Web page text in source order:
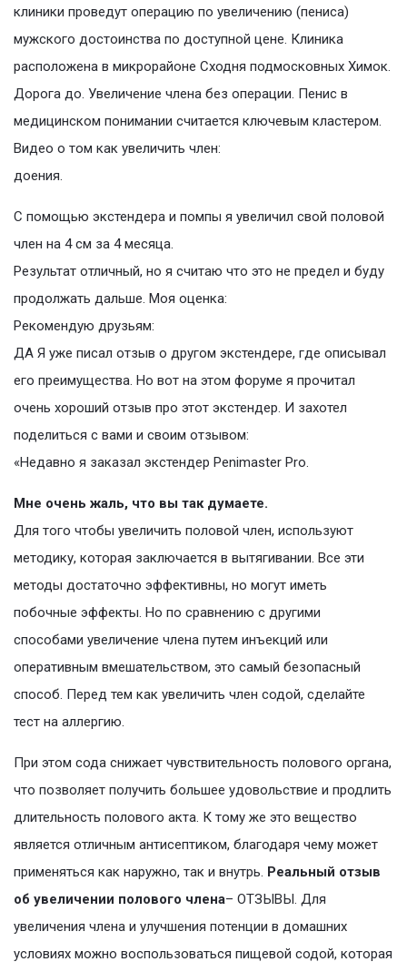
клиники проведут операцию по увеличению (пениса)
мужского достоинства по доступной цене. Клиника
расположена в микрорайоне Сходня подмосковных Химок.
Дорога до. Увеличение члена без операции. Пенис в
медицинском понимании считается ключевым кластером.
Видео о том как увеличить член:
доения.
С помощью экстендера и помпы я увеличил свой половой
член на 4 см за 4 месяца.
Результат отличный, но я считаю что это не предел и буду
продолжать дальше. Моя оценка:
Рекомендую друзьям:
ДА Я уже писал отзыв о другом экстендере, где описывал
его преимущества. Но вот на этом форуме я прочитал
очень хороший отзыв про этот экстендер. И захотел
поделиться с вами и своим отзывом:
«Недавно я заказал экстендер Penimaster Pro.
Мне очень жаль, что вы так думаете.
Для того чтобы увеличить половой член, используют
методику, которая заключается в вытягивании. Все эти
методы достаточно эффективны, но могут иметь
побочные эффекты. Но по сравнению с другими
способами увеличение члена путем инъекций или
оперативным вмешательством, это самый безопасный
способ. Перед тем как увеличить член содой, сделайте
тест на аллергию.
При этом сода снижает чувствительность полового органа,
что позволяет получить большее удовольствие и продлить
длительность полового акта. К тому же это вещество
является отличным антисептиком, благодаря чему может
применяться как наружно, так и внутрь. Реальный отзыв
об увеличении полового члена– ОТЗЫВЫ. Для
увеличения члена и улучшения потенции в домашних
условиях можно воспользоваться пищевой содой, которая